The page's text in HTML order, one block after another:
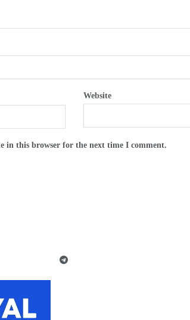
Website
in this browser for the next time I comment.